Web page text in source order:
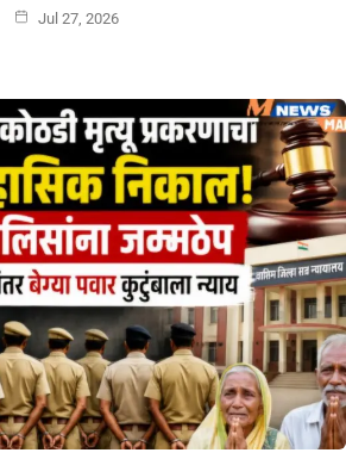
Jul 27, 2026